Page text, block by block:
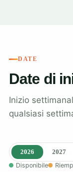
DATE
Date di
Inizio
qualsiasi
2026 2027
Disponibile